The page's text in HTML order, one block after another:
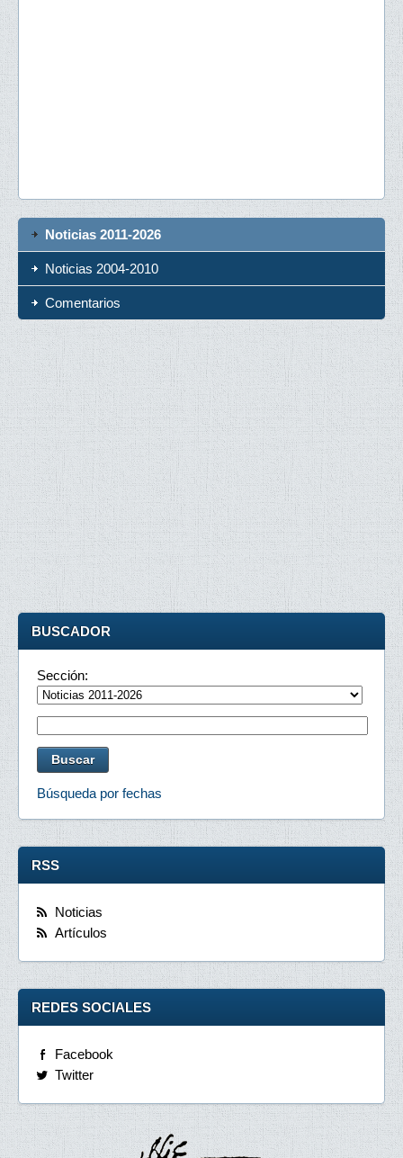
Noticias 2011-2026
Noticias 2004-2010
Comentarios
BUSCADOR
Sección:
Búsqueda por fechas
RSS
Noticias
Artículos
REDES SOCIALES
Facebook
Twitter